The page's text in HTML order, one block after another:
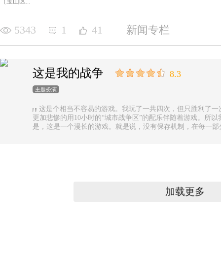
5343 1 41 新闻专栏
这是我的战争 8.3
主题扮演
这是个相当不容易的游戏。我玩了一共四次，但只胜利了
更加悲惨的用10小时的“城市战争区”的配乐伴随着游戏。所
是，这是一个漫长的游戏。就是说，没有保存机制，在每一
加载更多